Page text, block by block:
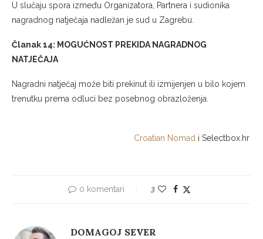
U slučaju spora između Organizatora, Partnera i sudionika
nagradnog natječaja nadležan je sud u Zagrebu.
Članak 14: MOGUĆNOST PREKIDA NAGRADNOG
NATJEČAJA
Nagradni natječaj može biti prekinut ili izmijenjen u bilo kojem
trenutku prema odluci bez posebnog obrazloženja.
Croatian Nomad i Selectbox.hr
0 komentari 3
DOMAGOJ SEVER